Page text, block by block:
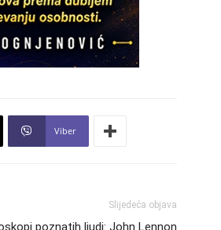
Viber
Slijedeća objava
poznatih ljudi: John Lennon